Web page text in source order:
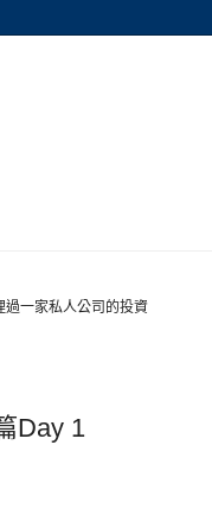
過一家私人公司的投資
Day 1